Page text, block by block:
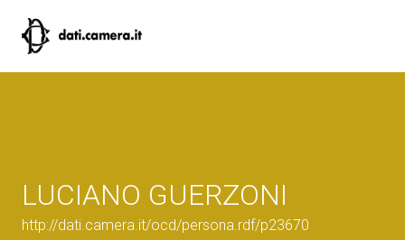
LUCIANO GUERZONI
http://dati.camera.it/ocd/persona.rdf/p23670